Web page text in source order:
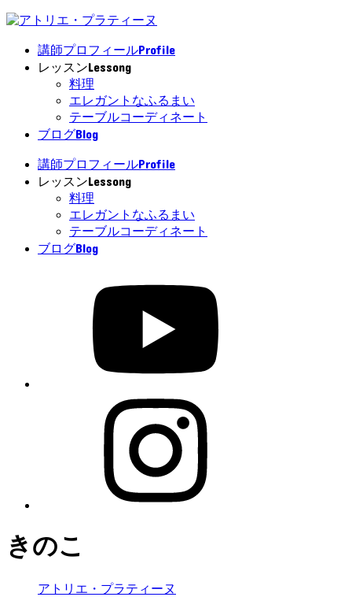
講師プロフィールProfile
レッスンLessong
料理
エレガントなふるまい
テーブルコーディネート
ブログBlog
講師プロフィールProfile
レッスンLessong
料理
エレガントなふるまい
テーブルコーディネート
ブログBlog
きのこ
アトリエ・プラティーヌ